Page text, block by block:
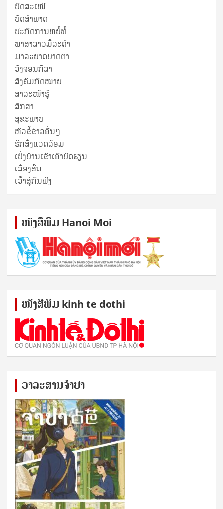
ບົດສະເໜີ
ບົດສໍາພາດ
ປະກົດການຫຍໍ້ທໍ້
ພາສາລາວມື້ລະຄຳ
ມາລະຍາດບາດຕາ
ວົງຈອນກີລາ
ສັງຄົມກົດໝາຍ
ສາລະໜ້າຮູ້
ສຶກສາ
ສຸ​ຂະ​ພາບ
ຫົວຂໍ້ຂ່າວອື່ນໆ
ຮັກສິ່ງແວດລ້ອມ
ເບິ່ງບ້ານເຂົາເອົາບົດຮຽນ
ເລື່ອງສັ້ນ
ເວົ້າສູ່ກັນຟັງ
ໜັງ​ສື​ພິມ Hanoi Moi
ໜັງ​ສື​ພິມ kinh te dothi
ວາລະສານຈຳປາ